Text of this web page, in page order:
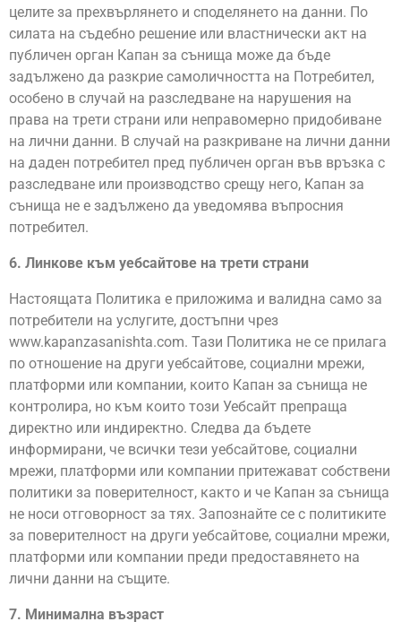
целите за прехвърлянето и споделянето на данни. По
силата на съдебно решение или властнически акт на
публичен орган Капан за сънища може да бъде
задължено да разкрие самоличността на Потребител,
особено в случай на разследване на нарушения на
права на трети страни или неправомерно придобиване
на лични данни. В случай на разкриване на лични данни
на даден потребител пред публичен орган във връзка с
разследване или производство срещу него, Капан за
сънища не е задължено да уведомява въпросния
потребител.
6. Линкове към уебсайтове на трети страни
Настоящата Политика е приложима и валидна само за
потребители на услугите, достъпни чрез
www.kapanzasanishta.com. Тази Политика не се прилага
по отношение на други уебсайтове, социални мрежи,
платформи или компании, които Капан за сънища не
контролира, но към които този Уебсайт препраща
директно или индиректно. Следва да бъдете
информирани, че всички тези уебсайтове, социални
мрежи, платформи или компании притежават собствени
политики за поверителност, както и че Капан за сънища
не носи отговорност за тях. Запознайте се с политиките
за поверителност на други уебсайтове, социални мрежи,
платформи или компании преди предоставянето на
лични данни на същите.
7. Минимална възраст